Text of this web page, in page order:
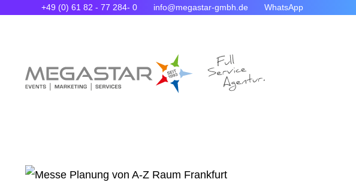
+49 (0) 61 82 - 77 284- 0 info@megastar-gmbh.de WhatsApp